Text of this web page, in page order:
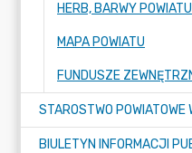
HERB, BARWY POWIATU
MAPA POWIATU
FUNDUSZE
BIULETYN INFORMACJI